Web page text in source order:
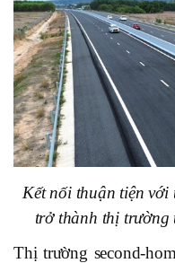
Kết nối thuận tiện
trở thành thị trường
Thị trường second-